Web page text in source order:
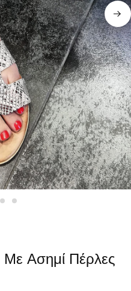
Με Ασημί Πέρλες